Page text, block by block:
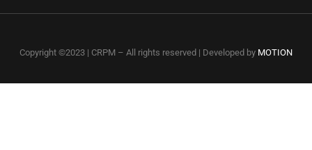
Copyright ©2023 | CRPM – All rights reserved | Developed by MOTION